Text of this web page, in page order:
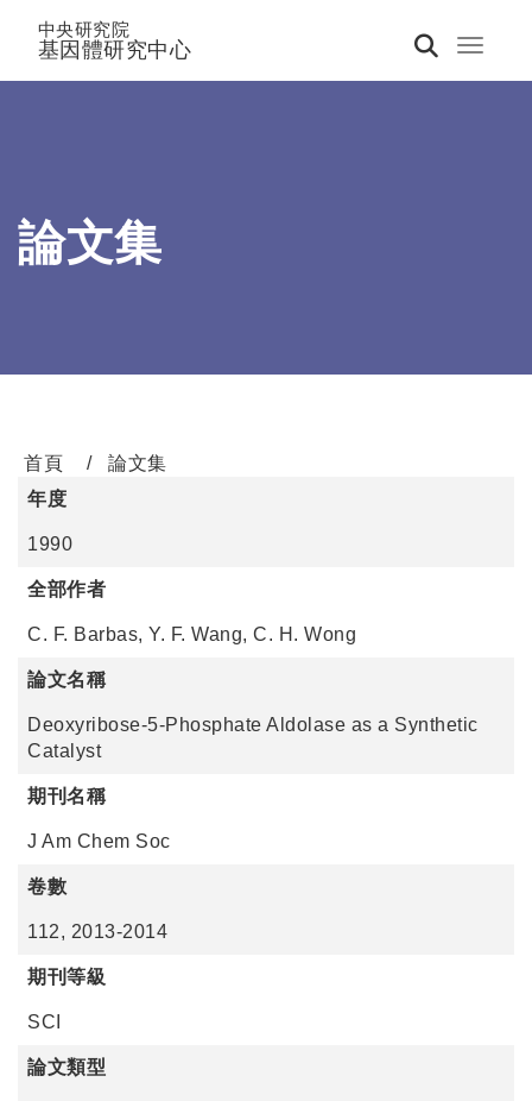
Toggle
中央研究院
基因體研究中心
論文集
首頁
論文集
年度
1990
全部作者
C. F. Barbas, Y. F. Wang, C. H. Wong
論文名稱
Deoxyribose-5-Phosphate Aldolase as a Synthetic
Catalyst
期刊名稱
J Am Chem Soc
卷數
112, 2013-2014
期刊等級
SCI
論文類型